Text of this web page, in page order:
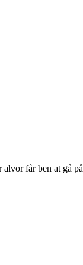
får ben at gå